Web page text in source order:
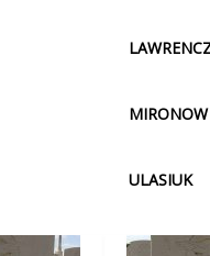
MIRONOW
ULASIUK